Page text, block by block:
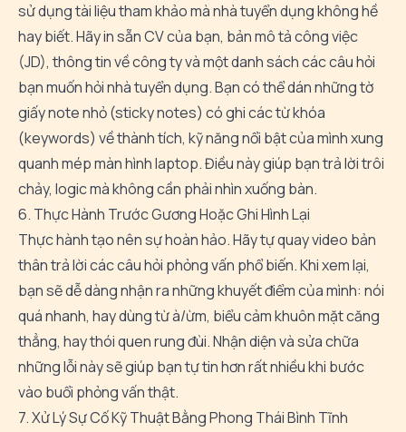
sử dụng tài liệu tham khảo mà nhà tuyển dụng không hề
hay biết. Hãy in sẵn CV của bạn, bản mô tả công việc
(JD), thông tin về công ty và một danh sách các câu hỏi
bạn muốn hỏi nhà tuyển dụng. Bạn có thể dán những tờ
giấy note nhỏ (sticky notes) có ghi các từ khóa
(keywords) về thành tích, kỹ năng nổi bật của mình xung
quanh mép màn hình laptop. Điều này giúp bạn trả lời trôi
chảy, logic mà không cần phải nhìn xuống bàn.
6. Thực Hành Trước Gương Hoặc Ghi Hình Lại
Thực hành tạo nên sự hoàn hảo. Hãy tự quay video bản
thân trả lời các câu hỏi phỏng vấn phổ biến. Khi xem lại,
bạn sẽ dễ dàng nhận ra những khuyết điểm của mình: nói
quá nhanh, hay dùng từ à/ừm, biểu cảm khuôn mặt căng
thẳng, hay thói quen rung đùi. Nhận diện và sửa chữa
những lỗi này sẽ giúp bạn tự tin hơn rất nhiều khi bước
vào buổi phỏng vấn thật.
7. Xử Lý Sự Cố Kỹ Thuật Bằng Phong Thái Bình Tĩnh